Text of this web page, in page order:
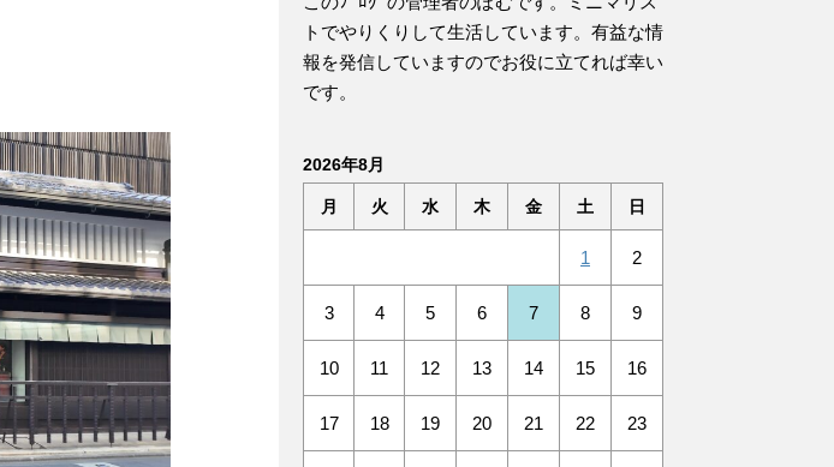
トでやりくりして生活しています。有益な情
報を発信していますのでお役に立てれば幸い
です。
2026年8月
月 火 水 木 金 土 日
1 2
3 4 5 6 7 8 9
10 11 12 13 14 15 16
17 18 19 20 21 22 23